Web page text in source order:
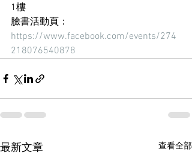
1樓
臉書活動頁：
https://www.facebook.com/events/274
218076540878
最新文章 查看全部